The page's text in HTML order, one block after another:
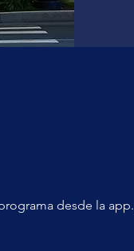
desde la app.